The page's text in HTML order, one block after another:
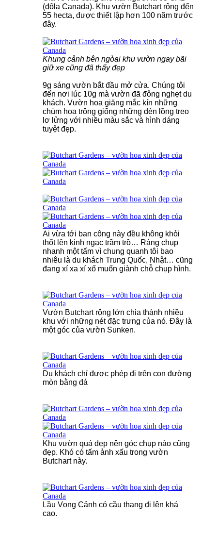
(đôla Canada). Khu vườn Butchart rộng đến
55 hecta, được thiết lập hơn 100 năm trước
đây.
Khung cảnh bên ngòai khu vườn ngay bãi
giữ xe cũng đã thấy đẹp
9g sáng vườn bắt đầu mở cửa. Chúng tôi
đến nơi lúc 10g mà vườn đã đông nghẹt du
khách. Vườn hoa giăng mắc kín những
chùm hoa trông giống những đèn lồng treo
lơ lửng với nhiều màu sắc và hình dáng
tuyệt đẹp.
Ai vừa tới ban công này đều không khỏi
thốt lên kinh ngạc trầm trồ… Ráng chụp
nhanh một tấm vì chung quanh tôi bao
nhiêu là du khách Trung Quốc, Nhật… cũng
đang xí xa xí xố muốn giành chỗ chụp hình.
Vườn Butchart rộng lớn chia thành nhiều
khu với những nét đặc trưng của nó. Đây là
một góc của vườn Sunken.
Du khách chỉ được phép đi trên con đường
mòn bằng đá
Khu vườn quá đẹp nên góc chụp nào cũng
đẹp. Khó có tấm ảnh xấu trong vườn
Butchart này.
Lầu Vọng Cảnh có cầu thang đi lên khá
cao.